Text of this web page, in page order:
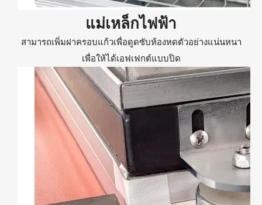
แม่เหล็กไฟฟ้า
สามารถเพิ่มฝาครอบแก้วเพื่อดูดซับห้องหดตัวอย่างแน่นหนา
เพื่อให้ได้เอฟเฟกต์แบบปิด